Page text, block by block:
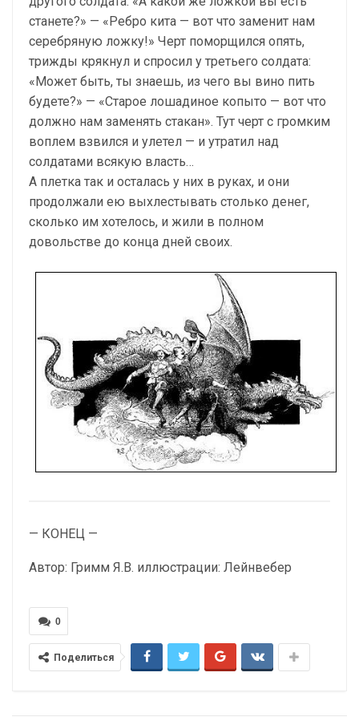
станете?» — «Ребро кита — вот что заменит нам
серебряную ложку!» Черт поморщился опять,
трижды крякнул и спросил у третьего солдата:
«Может быть, ты знаешь, из чего вы вино пить
будете?» — «Старое лошадиное копыто — вот что
должно нам заменять стакан». Тут черт с громким
воплем взвился и улетел — и утратил над
солдатами всякую власть…
А плетка так и осталась у них в руках, и они
продолжали ею выхлестывать столько денег,
сколько им хотелось, и жили в полном
довольстве до конца дней своих.
— КОНЕЦ —
Автор: Гримм Я.В. иллюстрации: Лейнвебер
0
Поделиться